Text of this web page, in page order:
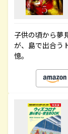
子供の頃から夢
が、島で出合う
憶。